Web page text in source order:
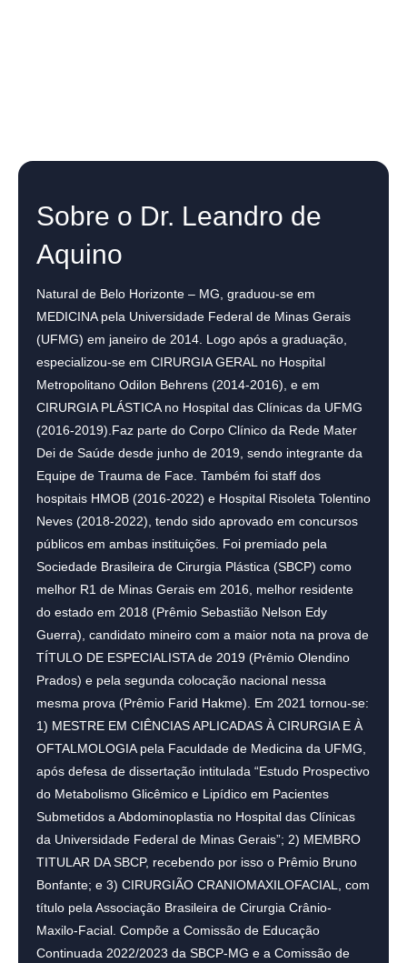
Sobre o Dr. Leandro de
Aquino
Natural de Belo Horizonte – MG, graduou-se em
MEDICINA pela Universidade Federal de Minas Gerais
(UFMG) em janeiro de 2014. Logo após a graduação,
especializou-se em CIRURGIA GERAL no Hospital
Metropolitano Odilon Behrens (2014-2016), e em
CIRURGIA PLÁSTICA no Hospital das Clínicas da UFMG
(2016-2019).Faz parte do Corpo Clínico da Rede Mater
Dei de Saúde desde junho de 2019, sendo integrante da
Equipe de Trauma de Face. Também foi staff dos
hospitais HMOB (2016-2022) e Hospital Risoleta Tolentino
Neves (2018-2022), tendo sido aprovado em concursos
públicos em ambas instituições. Foi premiado pela
Sociedade Brasileira de Cirurgia Plástica (SBCP) como
melhor R1 de Minas Gerais em 2016, melhor residente
do estado em 2018 (Prêmio Sebastião Nelson Edy
Guerra), candidato mineiro com a maior nota na prova de
TÍTULO DE ESPECIALISTA de 2019 (Prêmio Olendino
Prados) e pela segunda colocação nacional nessa
mesma prova (Prêmio Farid Hakme). Em 2021 tornou-se:
1) MESTRE EM CIÊNCIAS APLICADAS À CIRURGIA E À
OFTALMOLOGIA pela Faculdade de Medicina da UFMG,
após defesa de dissertação intitulada “Estudo Prospectivo
do Metabolismo Glicêmico e Lipídico em Pacientes
Submetidos a Abdominoplastia no Hospital das Clínicas
da Universidade Federal de Minas Gerais”; 2) MEMBRO
TITULAR DA SBCP, recebendo por isso o Prêmio Bruno
Bonfante; e 3) CIRURGIÃO CRANIOMAXILOFACIAL, com
título pela Associação Brasileira de Cirurgia Crânio-
Maxilo-Facial. Compõe a Comissão de Educação
Continuada 2022/2023 da SBCP-MG e a Comissão de